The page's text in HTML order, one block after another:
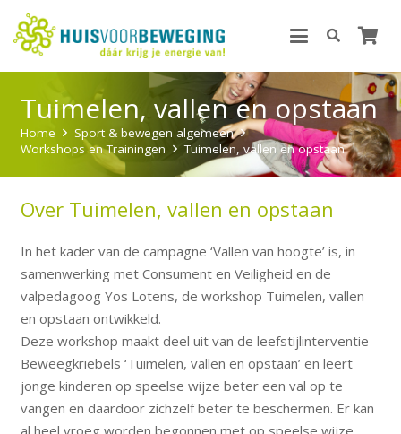
Tuimelen, vallen en opstaan
Home
Sport & bewegen algemeen
Workshops en Trainingen
Tuimelen, vallen en opstaan
Over Tuimelen, vallen en opstaan
In het kader van de campagne ‘Vallen van hoogte’ is, in
samenwerking met Consument en Veiligheid en de
valpedagoog Yos Lotens, de workshop Tuimelen, vallen
en opstaan ontwikkeld.
Deze workshop maakt deel uit van de leefstijlinterventie
Beweegkriebels ‘Tuimelen, vallen en opstaan’ en leert
jonge kinderen op speelse wijze beter een val op te
vangen en daardoor zichzelf beter te beschermen. Er kan
al heel vroeg worden begonnen met op speelse wijze